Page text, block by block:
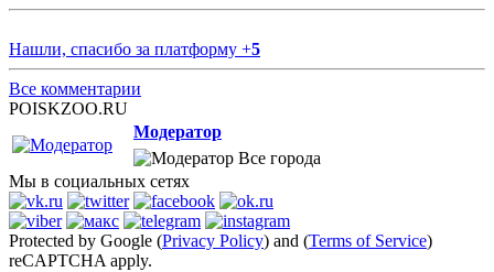
Нашли, спасибо за платформу +5
Все комментарии
POISKZOO.RU
Модератор
Все города
Мы в социальных сетях
Protected by Google (Privacy Policy) and (Terms of Service)
reCAPTCHA apply.